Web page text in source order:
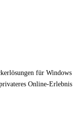
für Windows
Online-Erlebnis